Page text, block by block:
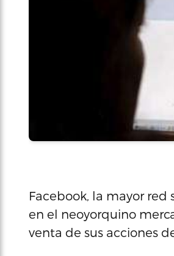
Facebook, la mayor red
en el neoyorquino
venta de sus acciones